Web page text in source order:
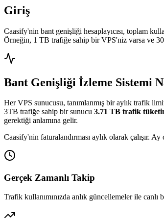
Giriş
Caasify'nin bant genişliği hesaplayıcısı, toplam
Örneğin, 1 TB trafiğe sahip bir VPS'niz varsa ve
Bant Genişliği İzleme Sistemi
Her VPS sunucusu, tanımlanmış bir aylık trafik
3TB trafiğe sahip bir sunucu 3.71 TB trafik
gerektiği anlamına gelir.
Caasify'nin faturalandırması aylık olarak çalışır.
Gerçek Zamanlı Takip
Trafik kullanımınızda anlık güncellemeler ile